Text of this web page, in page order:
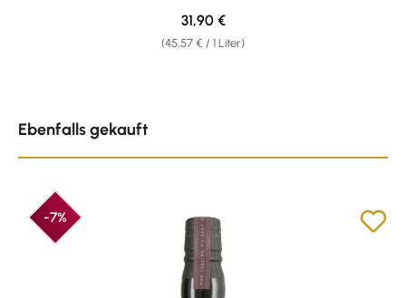
(45,57 € / 1 Liter)
Regulärer Preis:
31,90 €
Ebenfalls gekauft
-7%